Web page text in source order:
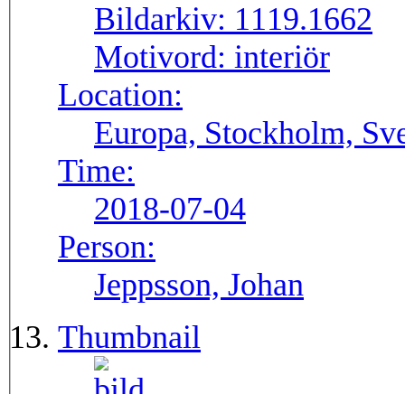
Bildarkiv: 1119.1662
Motivord: interiör
Location:
Europa, Stockholm,
Time:
2018-07-04
Person:
Jeppsson, Johan
Thumbnail